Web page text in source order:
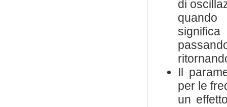
di
quando
Il
per le
un